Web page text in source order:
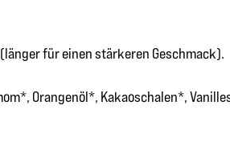
für einen stärkeren Geschmack).
Orangenöl*, Kakaoschalen*,